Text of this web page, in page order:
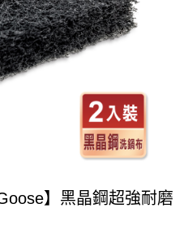
】黑晶鋼超強耐磨